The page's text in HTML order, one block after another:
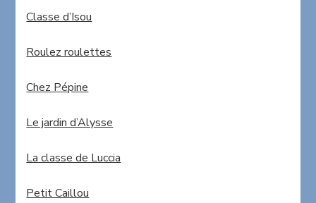
Classe d’Isou
Roulez roulettes
Chez Pépine
Le jardin d’Alysse
La classe de Luccia
Petit Caillou